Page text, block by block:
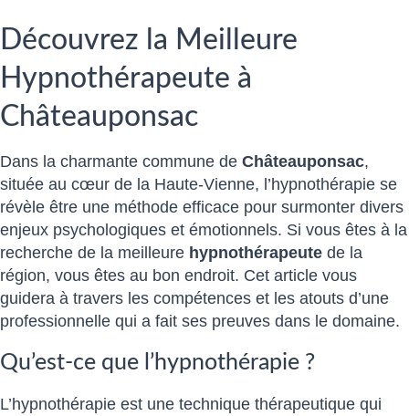
Découvrez la Meilleure
Hypnothérapeute à
Châteauponsac
Dans la charmante commune de Châteauponsac,
située au cœur de la Haute-Vienne, l’hypnothérapie se
révèle être une méthode efficace pour surmonter divers
enjeux psychologiques et émotionnels. Si vous êtes à la
recherche de la meilleure hypnothérapeute de la
région, vous êtes au bon endroit. Cet article vous
guidera à travers les compétences et les atouts d’une
professionnelle qui a fait ses preuves dans le domaine.
Qu’est-ce que l’hypnothérapie ?
L’hypnothérapie est une technique thérapeutique qui